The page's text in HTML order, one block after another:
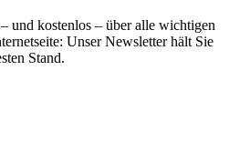
und kostenlos – über alle wichtigen
Unser Newsletter hält Sie
Stand.